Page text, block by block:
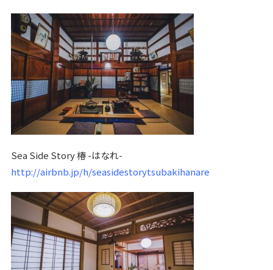
Sea Side Story 椿 -はなれ-
http://airbnb.jp/h/seasidestorytsubakihanare